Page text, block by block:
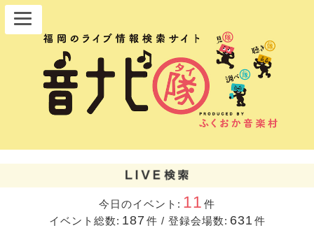
今日のイベント: 11 件
イベント総数: 187 件 / 登録会場数: 631 件